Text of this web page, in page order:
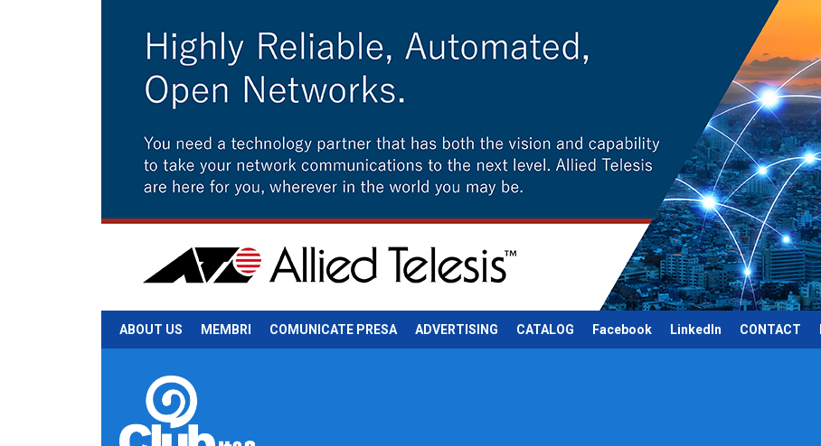
ABOUT US MEMBRI COMUNICATE PRESA ADVERTISING CATALOG Facebook LinkedIn CONTACT